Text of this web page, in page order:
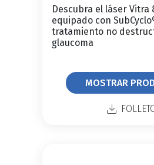
Descubra el láser Vitra
equipado con
tratamiento no
glaucoma
MOSTRAR